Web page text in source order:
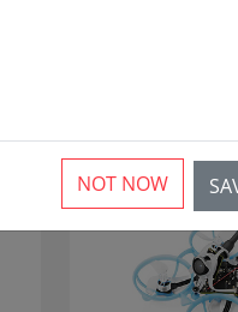
NOT NOW